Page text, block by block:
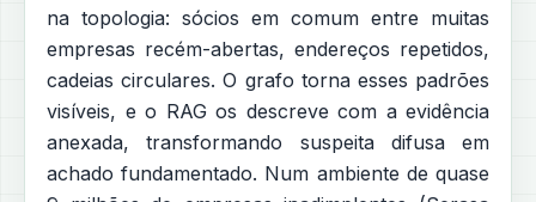
na topologia: sócios em comum entre muitas
empresas recém-abertas, endereços repetidos,
cadeias circulares. O grafo torna esses padrões
visíveis, e o RAG os descreve com a evidência
anexada, transformando suspeita difusa em
achado fundamentado. Num ambiente de quase